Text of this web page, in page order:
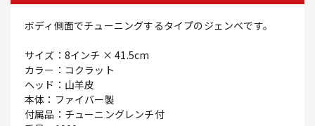
ボディ側面でチューニングするタイプのジェンベです。
サイズ：8インチ × 41.5cm
カラー：コクラット
ヘッド：山羊皮
本体：ファイバー製
付属品：チューニングレンチ付